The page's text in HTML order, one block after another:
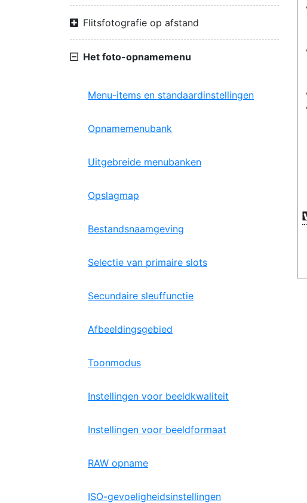
Flitsfotografie op afstand
Het foto-opnamemenu
Menu-items en standaardinstellingen
Opnamemenubank
Uitgebreide menubanken
Opslagmap
Bestandsnaamgeving
Selectie van primaire slots
Secundaire sleuffunctie
Afbeeldingsgebied
Toonmodus
Instellingen voor beeldkwaliteit
Instellingen voor beeldformaat
RAW opname
ISO-gevoeligheidsinstellingen